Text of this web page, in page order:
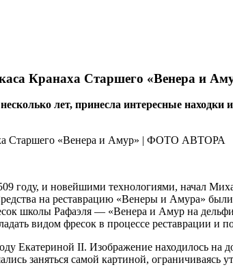
Кранаха Старшего «Венера и
лет, принесла интересные
году, и новейшими технологиями, начал
на реставрацию «Венеры и Амура»
школы Рафаэля — «Венера и Амур на
видом фресок в процессе реставрации и
Екатериной II. Изображение находилось на
заняться самой картиной, ограничиваясь